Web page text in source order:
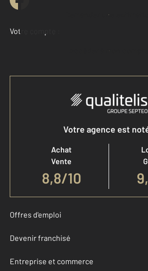
Demander une
Votre compte :
Accéder à mon compte
Votre agence est
Achat
Vente
8,8/10
Offres d'emploi
Devenir franchisé
Entreprise et commerce